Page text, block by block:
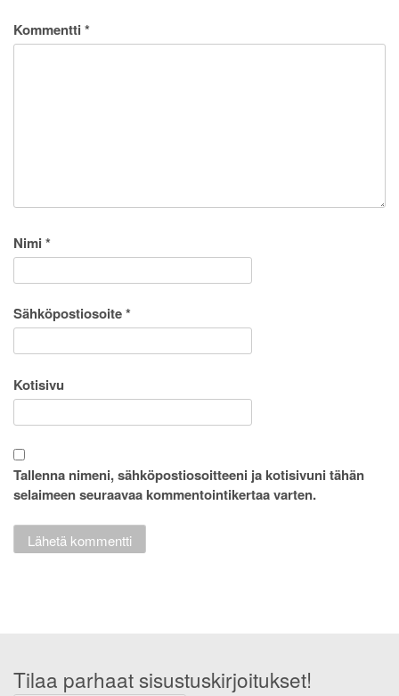
Kommentti *
Nimi *
Sähköpostiosoite*
Kotisivu
Tallenna nimeni, sähköpostiosoitteeni ja kotisivuni tähän
selaimeen seuraavaa kommentointikertaa varten.
Tilaa parhaat sisustuskirjoitukset!